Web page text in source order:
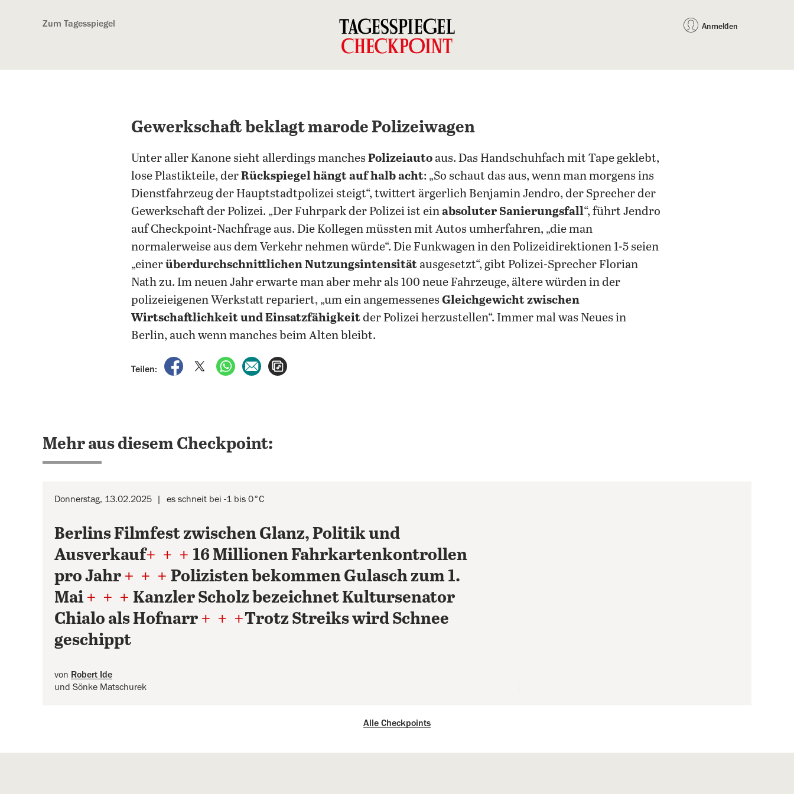
Zum Tagesspiegel Anmelden
Gewerkschaft beklagt marode Polizeiwagen
Unter aller Kanone sieht allerdings manchesPolizeiauto aus. Das Handschuhfach mit Tape geklebt,
lose Plastikteile, derRückspiegel hängt auf halb acht: „So schaut das aus, wenn man morgens ins
Dienstfahrzeug der Hauptstadtpolizei steigt“, twittert ärgerlich Benjamin Jendro, der Sprecher der
Gewerkschaft der Polizei. „Der Fuhrpark der Polizei ist einabsoluter Sanierungsfall“, führt Jendro
auf Checkpoint-Nachfrage aus. Die Kollegen müssten mit Autos umherfahren, „die man
normalerweise aus dem Verkehr nehmen würde“. Die Funkwagen in den Polizeidirektionen 1-5 seien
„einerüberdurchschnittlichen Nutzungsintensität ausgesetzt“, gibt Polizei-Sprecher Florian
Nath zu. Im neuen Jahr erwarte man aber mehr als 100 neue Fahrzeuge, ältere würden in der
polizeieigenen Werkstatt repariert, „um ein angemessenesGleichgewicht zwischen
Wirtschaftlichkeit und Einsatzfähigkeitder Polizei herzustellen“. Immer mal was Neues in
Berlin, auch wenn manches beim Alten bleibt.
Teilen:
auf Facebook teilen
auf X teilenper WhatsApp teilen
per E-Mail teilen
Mehr aus diesem Checkpoint:
Donnerstag, 13.02.2025 es schneit bei -1 bis 0°C
Berlins Filmfest zwischen Glanz, Politik und
Ausverkauf+ + + 16 Millionen Fahrkartenkontrollen
pro Jahr + + + Polizisten bekommen Gulasch zum 1.
Mai + + + Kanzler Scholz bezeichnet Kultursenator
Chialo als Hofnarr + + +Trotz Streiks wird Schnee
geschippt
von Robert Ide
und Sönke Matschurek
Alle Checkpoints